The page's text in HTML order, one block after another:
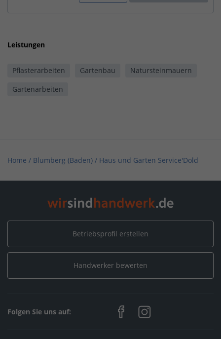
Leistungen
Pflasterarbeiten Gartenbau
Natursteinmauern
Gartenarbeiten
Home / Blumberg (Baden) / Haus und Garten Service'Dold
Betriebsprofil erstellen
Handwerker bewerten
Folgen Sie uns auf: